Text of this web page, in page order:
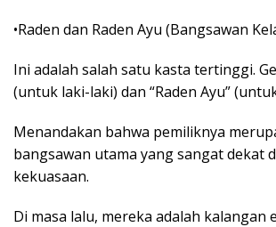
•Raden dan Raden Ayu (Bangsawan
Ini adalah salah satu kasta tertinggi.
(untuk laki-laki) dan “Raden Ayu”
Menandakan bahwa pemiliknya
bangsawan utama yang sangat dekat
kekuasaan.
Di masa lalu, mereka adalah kalangan